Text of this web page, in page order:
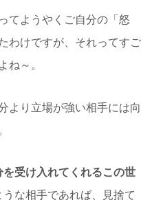
てようやくご自分の「怒
わけですが、それってすご
ね～。
より立場が強い相手には向
を受け入れてくれるこの世
うな相手であれば、見捨て